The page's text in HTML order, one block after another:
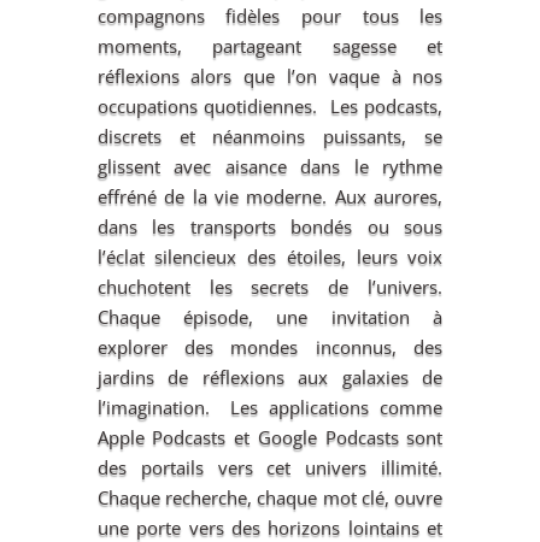
compagnons fidèles pour tous les
moments, partageant sagesse et
réflexions alors que l’on vaque à nos
occupations quotidiennes. Les podcasts,
discrets et néanmoins puissants, se
glissent avec aisance dans le rythme
effréné de la vie moderne. Aux aurores,
dans les transports bondés ou sous
l’éclat silencieux des étoiles, leurs voix
chuchotent les secrets de l’univers.
Chaque épisode, une invitation à
explorer des mondes inconnus, des
jardins de réflexions aux galaxies de
l’imagination. Les applications comme
Apple Podcasts et Google Podcasts sont
des portails vers cet univers illimité.
Chaque recherche, chaque mot clé, ouvre
une porte vers des horizons lointains et